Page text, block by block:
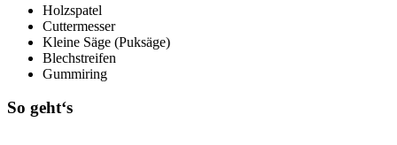
Holzspatel
Cuttermesser
Kleine Säge (Puksäge)
Blechstreifen
Gummiring
So geht‘s